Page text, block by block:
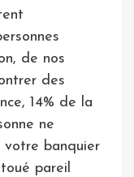
de nos
des
14% de la
ne
votre banquier
pareil